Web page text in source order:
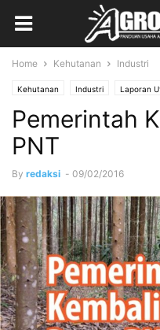
Home Kehutanan Industri
Kehutanan Industri Laporan
Pemerintah
PNT
By redaksi - 09/02/2016